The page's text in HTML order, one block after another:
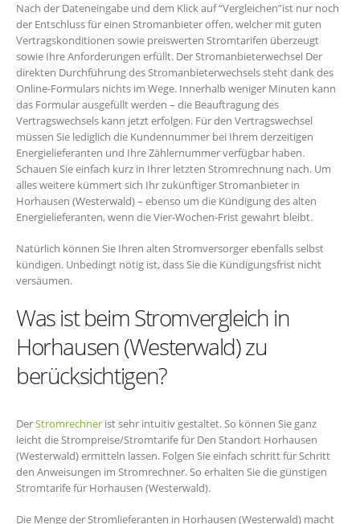
Nach der Dateneingabe und dem Klick auf “Vergleichen”ist nur noch
der Entschluss für einen Stromanbieter offen, welcher mit guten
Vertragskonditionen sowie preiswerten Stromtarifen überzeugt
sowie Ihre Anforderungen erfüllt. Der Stromanbieterwechsel Der
direkten Durchführung des Stromanbieterwechsels steht dank des
Online-Formulars nichts im Wege. Innerhalb weniger Minuten kann
das Formular ausgefüllt werden – die Beauftragung des
Vertragswechsels kann jetzt erfolgen. Für den Vertragswechsel
müssen Sie lediglich die Kundennummer bei Ihrem derzeitigen
Energielieferanten und Ihre Zählernummer verfügbar haben.
Schauen Sie einfach kurz in Ihrer letzten Stromrechnung nach. Um
alles weitere kümmert sich Ihr zukünftiger Stromanbieter in
Horhausen (Westerwald) – ebenso um die Kündigung des alten
Energielieferanten, wenn die Vier-Wochen-Frist gewahrt bleibt.
Natürlich können Sie Ihren alten Stromversorger ebenfalls selbst
kündigen. Unbedingt nötig ist, dass Sie die Kündigungsfrist nicht
versäumen.
Was ist beim Stromvergleich in
Horhausen (Westerwald) zu
berücksichtigen?
DerStromrechner ist sehr intuitiv gestaltet. So können Sie ganz
leicht die Strompreise/Stromtarife für Den Standort Horhausen
(Westerwald) ermitteln lassen. Folgen Sie einfach schritt für Schritt
den Anweisungen im Stromrechner. So erhalten Sie die günstigen
Stromtarife für Horhausen (Westerwald).
Die Menge der Stromlieferanten in Horhausen (Westerwald) macht